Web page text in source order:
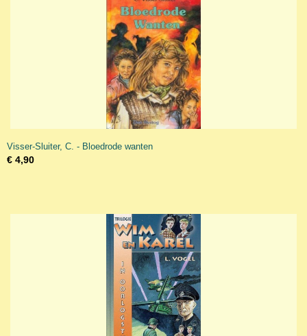
Visser-Sluiter, C. - Bloedrode wanten
€ 4,90